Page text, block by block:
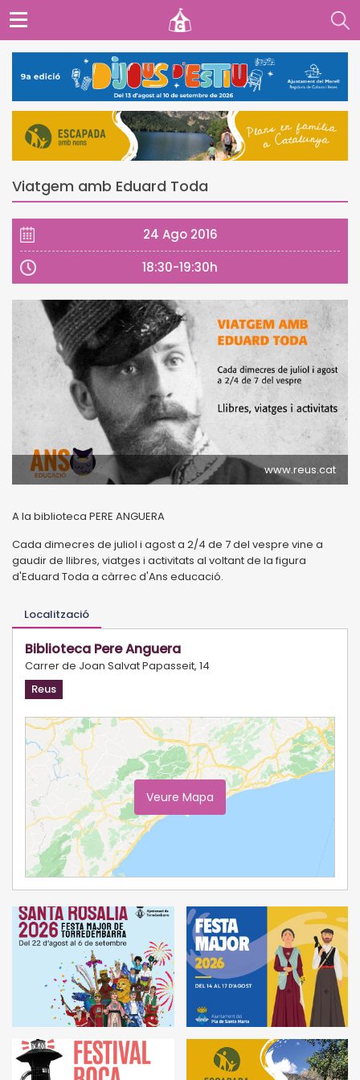
Viatgem amb Eduard Toda
24 Ago 2016
18:30-19:30h
www.reus.cat
A la biblioteca PERE ANGUERA
Cada dimecres de juliol i agost a 2/4 de 7 del vespre vine a
gaudir de llibres, viatges i activitats al voltant de la figura
d'Eduard Toda a càrrec d'Ans educació.
Localització
Biblioteca Pere Anguera
Carrer de Joan Salvat Papasseit, 14
Reus
Veure Mapa